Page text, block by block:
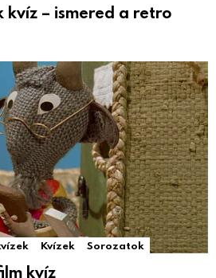
– ismered a retro
Kvízek Sorozatok
kvíz